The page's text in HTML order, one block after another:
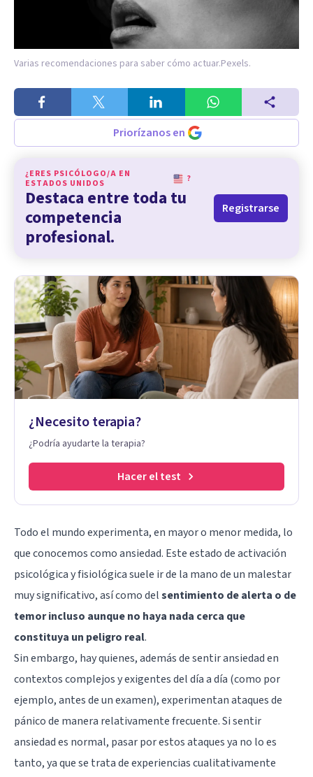
Varias recomendaciones para saber cómo actuar.Pexels.
Priorízanos en
¿ERES PSICÓLOGO/A EN
ESTADOS UNIDOS
?
Destaca entre toda tu
competencia
profesional.
Registrarse
¿Necesito terapia?
¿Podría ayudarte la terapia?
Hacer el test
Todo el mundo experimenta, en mayor o menor medida, lo
que conocemos como ansiedad. Este estado de activación
psicológica y fisiológica suele ir de la mano de un malestar
muy significativo, así como delsentimiento de alerta o de
temor incluso aunque no haya nada cerca que
constituya un peligro real.
Sin embargo, hay quienes, además de sentir ansiedad en
contextos complejos y exigentes del día a día (como por
ejemplo, antes de un examen), experimentan ataques de
pánico de manera relativamente frecuente. Si sentir
ansiedad es normal, pasar por estos ataques ya no lo es
tanto, ya que se trata de experiencias cualitativamente